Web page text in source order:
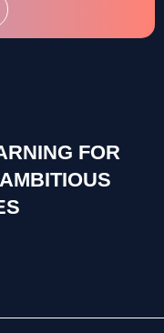
FOR
AMBITIOUS